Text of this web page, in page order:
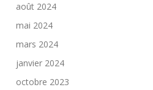
août 2024
mai 2024
mars 2024
janvier 2024
octobre 2023